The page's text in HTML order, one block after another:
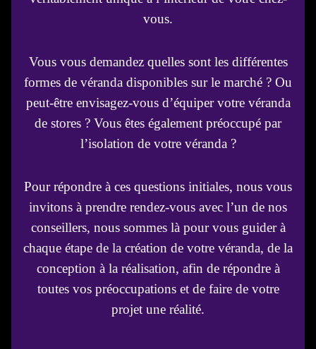
vous.
Vous vous demandez quelles sont les différentes
formes de véranda disponibles sur le marché ? Ou
peut-être envisagez-vous d’équiper votre véranda
de stores ? Vous êtes également préoccupé par
l’isolation de votre véranda ?
Pour répondre à ces questions initiales, nous vous
invitons à prendre rendez-vous avec l’un de nos
conseillers, nous sommes là pour vous guider à
chaque étape de la création de votre véranda, de la
conception à la réalisation, afin de répondre à
toutes vos préoccupations et de faire de votre
projet une réalité.